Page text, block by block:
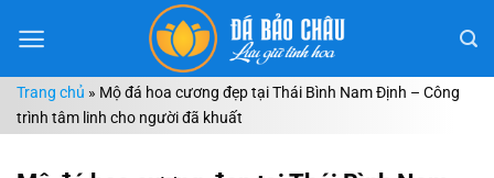
đến
dungTrang chủ » Mộ đá hoa cương đẹp tại Thái Bình Nam Định – Công
trình tâm linh cho người đã khuất